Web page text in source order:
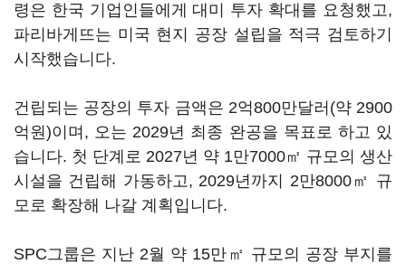
령은 한국 기업인들에게 대미 투자 확대를 요청했고,
파리바게뜨는 미국 현지 공장 설립을 적극 검토하기
시작했습니다.
건립되는 공장의 투자 금액은 2억800만달러(약 2900
억원)이며, 오는 2029년 최종 완공을 목표로 하고 있
습니다. 첫 단계로 2027년 약 1만7000㎡ 규모의 생산
시설을 건립해 가동하고, 2029년까지 2만8000㎡ 규
모로 확장해 나갈 계획입니다.
SPC그룹은 지난 2월 약 15만㎡ 규모의 공장 부지를